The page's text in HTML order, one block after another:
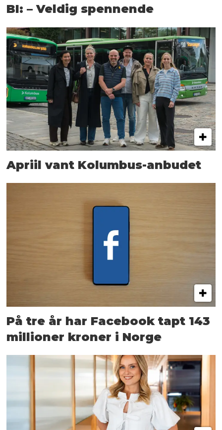
BI: – Veldig spennende
Apriil vant Kolumbus-anbudet
På tre år har Facebook tapt 143
millioner kroner i Norge